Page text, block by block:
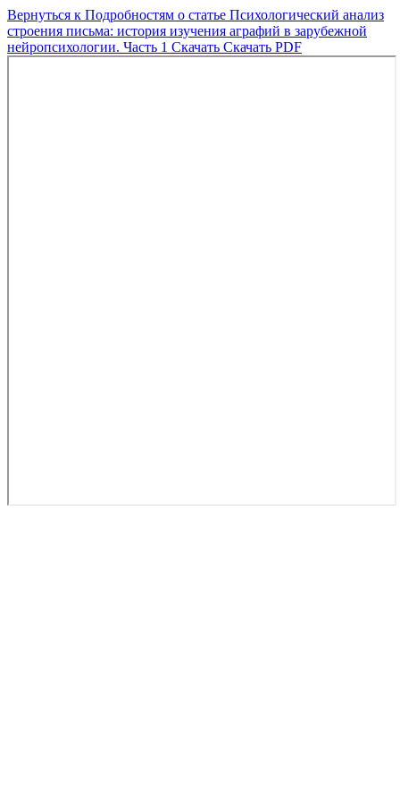
Вернуться к Подробностям о статье Психологический анализ
строения письма: история изучения аграфий в зарубежной
нейропсихологии. Часть 1 Скачать Скачать PDF